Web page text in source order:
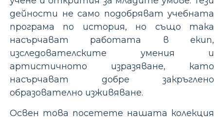
дейности не само подобряват учебната
програма по история, но също така
насърчават работата в екип,
изследователските умения и
артистичното изразяване, като
насърчават добре закръглено
образователно изживяване.
Освен това посетете нашата колекция